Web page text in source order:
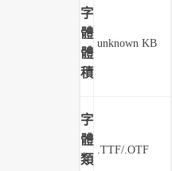
字
體
體
積
unknown KB
字
體
類
.TTF/.OTF